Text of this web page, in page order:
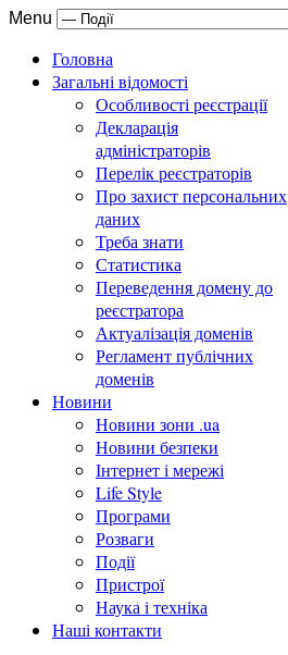
Menu
Головна
Загальні відомості
Особливості реєстрації
Декларація
адміністраторів
Перелік реєстраторів
Про захист персональних
даних
Треба знати
Статистика
Переведення домену до
реєстратора
Актуалізація доменів
Регламент публічних
доменів
Новини
Новини зони .ua
Новини безпеки
Інтернет і мережі
Life Style
Програми
Розваги
Події
Пристрої
Наука і техніка
Наші контакти